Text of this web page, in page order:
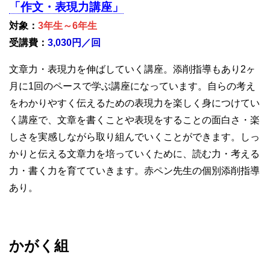
「作文・表現力講座」
対象： 3年生～6年生
受講費： 3,030円／回
文章力・表現力を伸ばしていく講座。添削指導もあり2ヶ
月に1回のペースで学ぶ講座になっています。自らの考え
をわかりやすく伝えるための表現力を楽しく身につけてい
く講座で、文章を書くことや表現をすることの面白さ・楽
しさを実感しながら取り組んでいくことができます。しっ
かりと伝える文章力を培っていくために、読む力・考える
力・書く力を育てていきます。赤ペン先生の個別添削指導
あり。
かがく組